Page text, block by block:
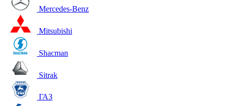
Mercedes-Benz
Mitsubishi
Shacman
Sitrak
ГАЗ